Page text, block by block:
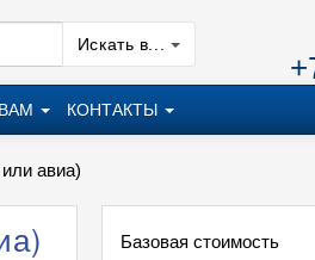
Искать в...
КОНТАКТЫ
авиа)
Базовая стоимость